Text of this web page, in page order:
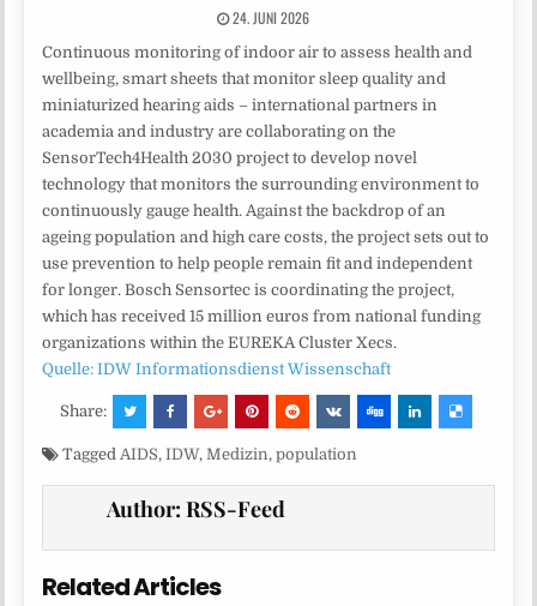
24. JUNI 2026
Continuous monitoring of indoor air to assess health and
wellbeing, smart sheets that monitor sleep quality and
miniaturized hearing aids – international partners in
academia and industry are collaborating on the
SensorTech4Health 2030 project to develop novel
technology that monitors the surrounding environment to
continuously gauge health. Against the backdrop of an
ageing population and high care costs, the project sets out to
use prevention to help people remain fit and independent
for longer. Bosch Sensortec is coordinating the project,
which has received 15 million euros from national funding
organizations within the EUREKA Cluster Xecs.
Quelle: IDW Informationsdienst Wissenschaft
Share:
TaggedAIDS,IDW,Medizin,population
Author:RSS-Feed
Related Articles